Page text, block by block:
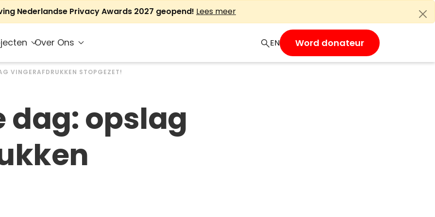
Nederlandse Privacy Awards 2027 geopend! Lees meer
Over Ons EN Word donateur
VINGERAFDRUKKEN STOPGEZET!
dag: opslag